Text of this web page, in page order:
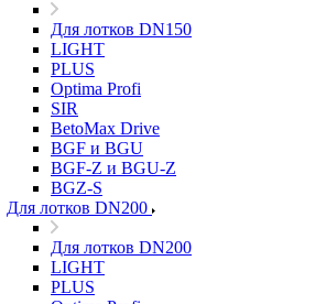
Для лотков DN150
LIGHT
PLUS
Optima Profi
SIR
BetoMax Drive
BGF и BGU
BGF-Z и BGU-Z
BGZ-S
Для лотков DN200
Для лотков DN200
LIGHT
PLUS